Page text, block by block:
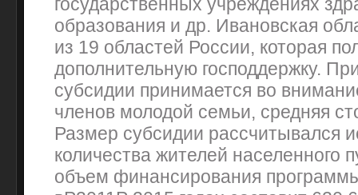
образования и др. Ивановская
из 19 областей России, которая
дополнительную господдержку.
субсидии принимается во
членов молодой семьи, средняя
Размер субсидии рассчитывался
количества жителей населенного
объем финансирования